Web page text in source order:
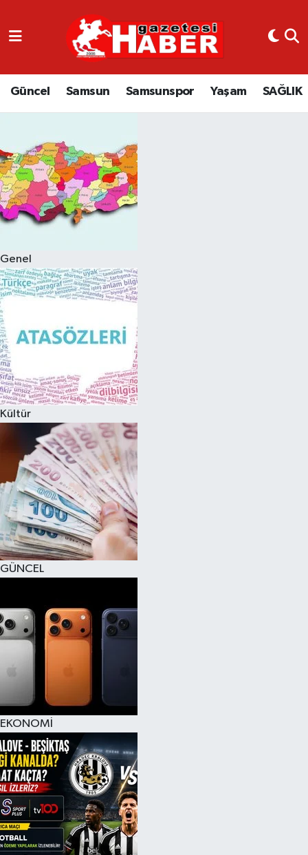
Güncel Samsun Samsunspor Yaşam SAĞLIK
Genel
Kültür
GÜNCEL
EKONOMİ
GÜNCEL
SAMSUN
EKONOMİ
YAŞAM